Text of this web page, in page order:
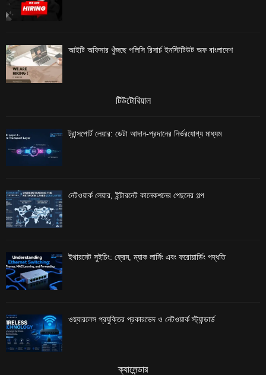
আইটি অফিসার খুঁজছে পলিসি রিসার্চ ইনস্টিটিউট অফ বাংলাদেশ
টিউটোরিয়াল
ট্রান্সপোর্ট লেয়ার: ডেটা আদান-প্রদানের নির্ভরযোগ্য মাধ্যম
নেটওয়ার্ক লেয়ার, ইন্টারনেট কানেকশনের পেছনের গল্প
ইথারনেট সুইচিং: ফ্রেম, ম্যাক লার্নিং এবং ফরোয়ার্ডিং পদ্ধতি
ওয়্যারলেস প্রযুক্তির প্রকারভেদ ও নেটওয়ার্ক স্ট্যান্ডার্ড
ক্যালেন্ডার